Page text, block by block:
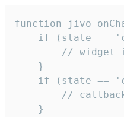
function
if (state ==
// widget
    }
if (state ==
//
    }